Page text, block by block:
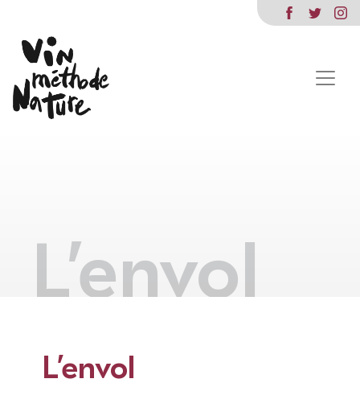
L’envol
L’envol